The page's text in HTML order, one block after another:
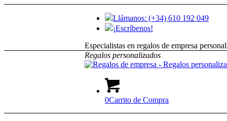
Llámanos: (+34) 610 192 049
¡Escríbenos!
Especialistas en regalos de empresa
Regalos personalizados
0Carrito de Compra